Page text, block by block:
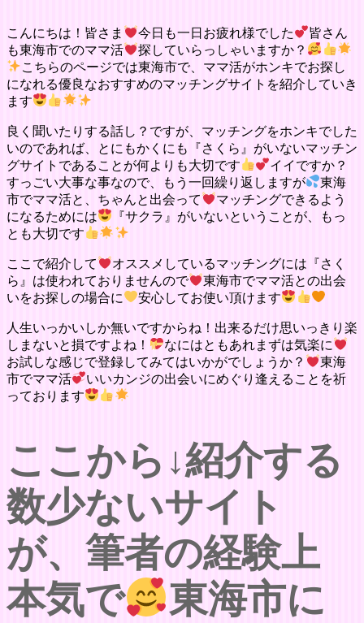
こんにちは！皆さま 今日も一日お疲れ様でした
皆さん
も東海市でのママ活
探していらっしゃいますか？
こちらのページでは東海市で、ママ活がホンキでお探し
になれる優良なおすすめのマッチングサイトを紹介していき
ます
良く聞いたりする話し？ですが、マッチングをホンキでした
いのであれば、とにもかくにも『さくら』がいないマッチン
グサイトであることが何よりも大切です
イイですか？
すっごい大事な事なので、もう一回繰り返しますが
東海
市でママ活と、ちゃんと出会って
マッチングできるよう
になるためには
『サクラ』がいないということが、もっ
とも大切です
ここで紹介して
オススメしているマッチングには『さく
ら』は使われておりませんので
東海市でママ活との出会
いをお探しの場合に
安心してお使い頂けます
人生いっかいしか無いですからね！出来るだけ思いっきり楽
しまないと損ですよね！
なにはともあれまずは気楽に
お試しな感じで登録してみてはいかがでしょうか？
東海
市でママ活
いいカンジの出会いにめぐり逢えることを祈
っております
ここから↓紹介する
数少ないサイト
が、筆者の経験上
本気で
東海市に